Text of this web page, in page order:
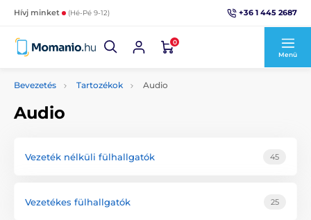
Hívj minket (Hé-Pé 9-12) +36 1 445 2687
0
Menü
Bevezetés Tartozékok Audio
Audio
Vezeték nélküli fülhallgatók 45
Vezetékes fülhallgatók 25